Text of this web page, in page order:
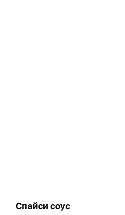
Спайси соус